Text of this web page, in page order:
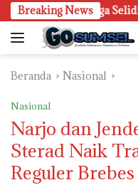
Langsung
ke
konten
Breaking News
Palembang Juga Selidiki
Beranda Nasional
Nasional
Narjo dan
Sterad Naik
Reguler Brebes